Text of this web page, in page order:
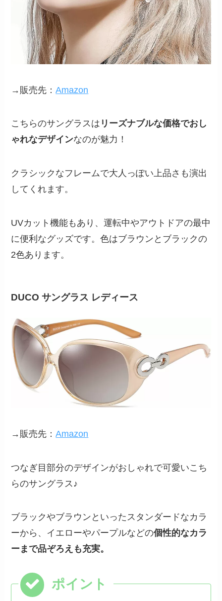
→販売先：Amazon
こちらのサングラスは リーズナブルな価格でおし
ゃれなデザインなのが魅力！
クラシックなフレームで大人っぽい上品さも演出
してくれます。
UVカット機能もあり、運転中やアウトドアの最中
に便利なグッズです。色はブラウンとブラックの
2色あります。
DUCOサングラス レディース
→販売先：Amazon
つなぎ目部分のデザインがおしゃれで可愛いこち
らのサングラス♪
ブラックやブラウンといったスタンダードなカラ
ーから、イエローやパープルなどの個性的なカラ
ーまで品ぞろえも充実。